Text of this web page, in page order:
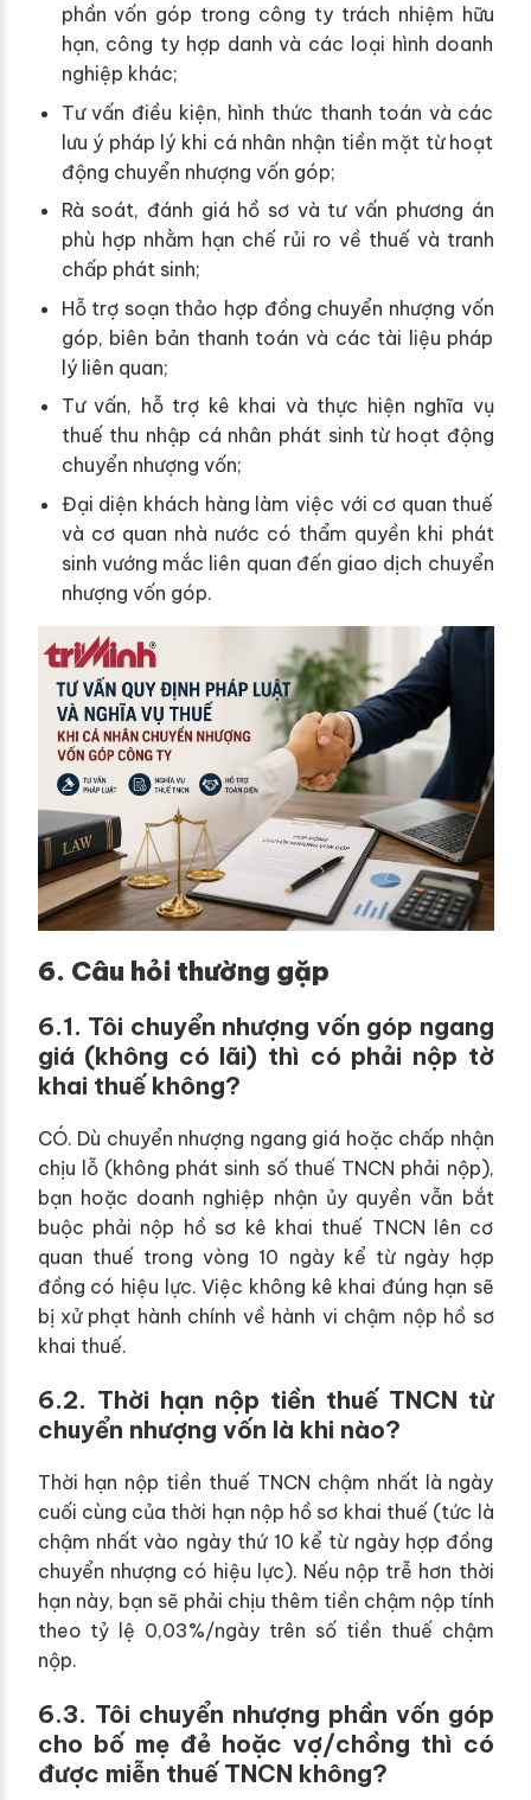
phần vốn góp trong công ty trách nhiệm hữu
hạn, công ty hợp danh và các loại hình doanh
nghiệp khác;
Tư vấn điều kiện, hình thức thanh toán và các
lưu ý pháp lý khi cá nhân nhận tiền mặt từ hoạt
động chuyển nhượng vốn góp;
Rà soát, đánh giá hồ sơ và tư vấn phương án
phù hợp nhằm hạn chế rủi ro về thuế và tranh
chấp phát sinh;
Hỗ trợ soạn thảo hợp đồng chuyển nhượng vốn
góp, biên bản thanh toán và các tài liệu pháp
lý liên quan;
Tư vấn, hỗ trợ kê khai và thực hiện nghĩa vụ
thuế thu nhập cá nhân phát sinh từ hoạt động
chuyển nhượng vốn;
Đại diện khách hàng làm việc với cơ quan thuế
và cơ quan nhà nước có thẩm quyền khi phát
sinh vướng mắc liên quan đến giao dịch chuyển
nhượng vốn góp.
6. Câu hỏi thường gặp
6.1. Tôi chuyển nhượng vốn góp ngang
giá (không có lãi) thì có phải nộp tờ
khai thuế không?
CÓ. Dù chuyển nhượng ngang giá hoặc chấp nhận
chịu lỗ (không phát sinh số thuế TNCN phải nộp),
bạn hoặc doanh nghiệp nhận ủy quyền vẫn bắt
buộc phải nộp hồ sơ kê khai thuế TNCN lên cơ
quan thuế trong vòng 10 ngày kể từ ngày hợp
đồng có hiệu lực. Việc không kê khai đúng hạn sẽ
bị xử phạt hành chính về hành vi chậm nộp hồ sơ
khai thuế.
6.2. Thời hạn nộp tiền thuế TNCN từ
chuyển nhượng vốn là khi nào?
Thời hạn nộp tiền thuế TNCN chậm nhất là ngày
cuối cùng của thời hạn nộp hồ sơ khai thuế (tức là
chậm nhất vào ngày thứ 10 kể từ ngày hợp đồng
chuyển nhượng có hiệu lực). Nếu nộp trễ hơn thời
hạn này, bạn sẽ phải chịu thêm tiền chậm nộp tính
theo tỷ lệ 0,03%/ngày trên số tiền thuế chậm
nộp.
6.3. Tôi chuyển nhượng phần vốn góp
cho bố mẹ đẻ hoặc vợ/chồng thì có
được miễn thuế TNCN không?